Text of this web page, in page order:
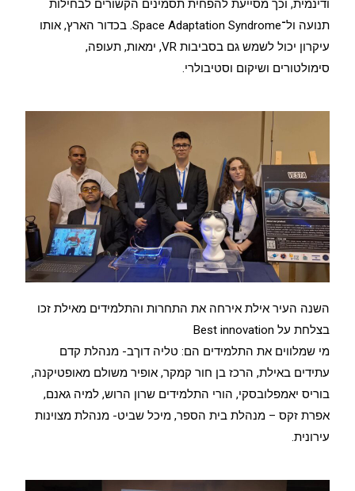
ודינמית, וכך מסייעת להפחית תסמינים הקשורים לבחילות
תנועה ול־Space Adaptation Syndrome. בכדור הארץ, אותו
עיקרון יכול לשמש גם בסביבות VR, ימאות, תעופה,
סימולטורים ושיקום וסטיבולרי.
השנה העיר אילת אירחה את התחרות והתלמידים מאילת זכו
בצלחת על Best innovation
מי שמלווים את התלמידים הם: טליה דוךב- מנהלת קדם
עתידים באילת, הרכז בן חור קמקר, אופיר משולם מאופטיקנה,
בוריס יאמפלובסקי, הורי התלמידים שרון הרוש, למיה גאנם,
אפרת זקס – מנהלת בית הספר, מיכל שביט- מנהלת מצוינות
עירונית.